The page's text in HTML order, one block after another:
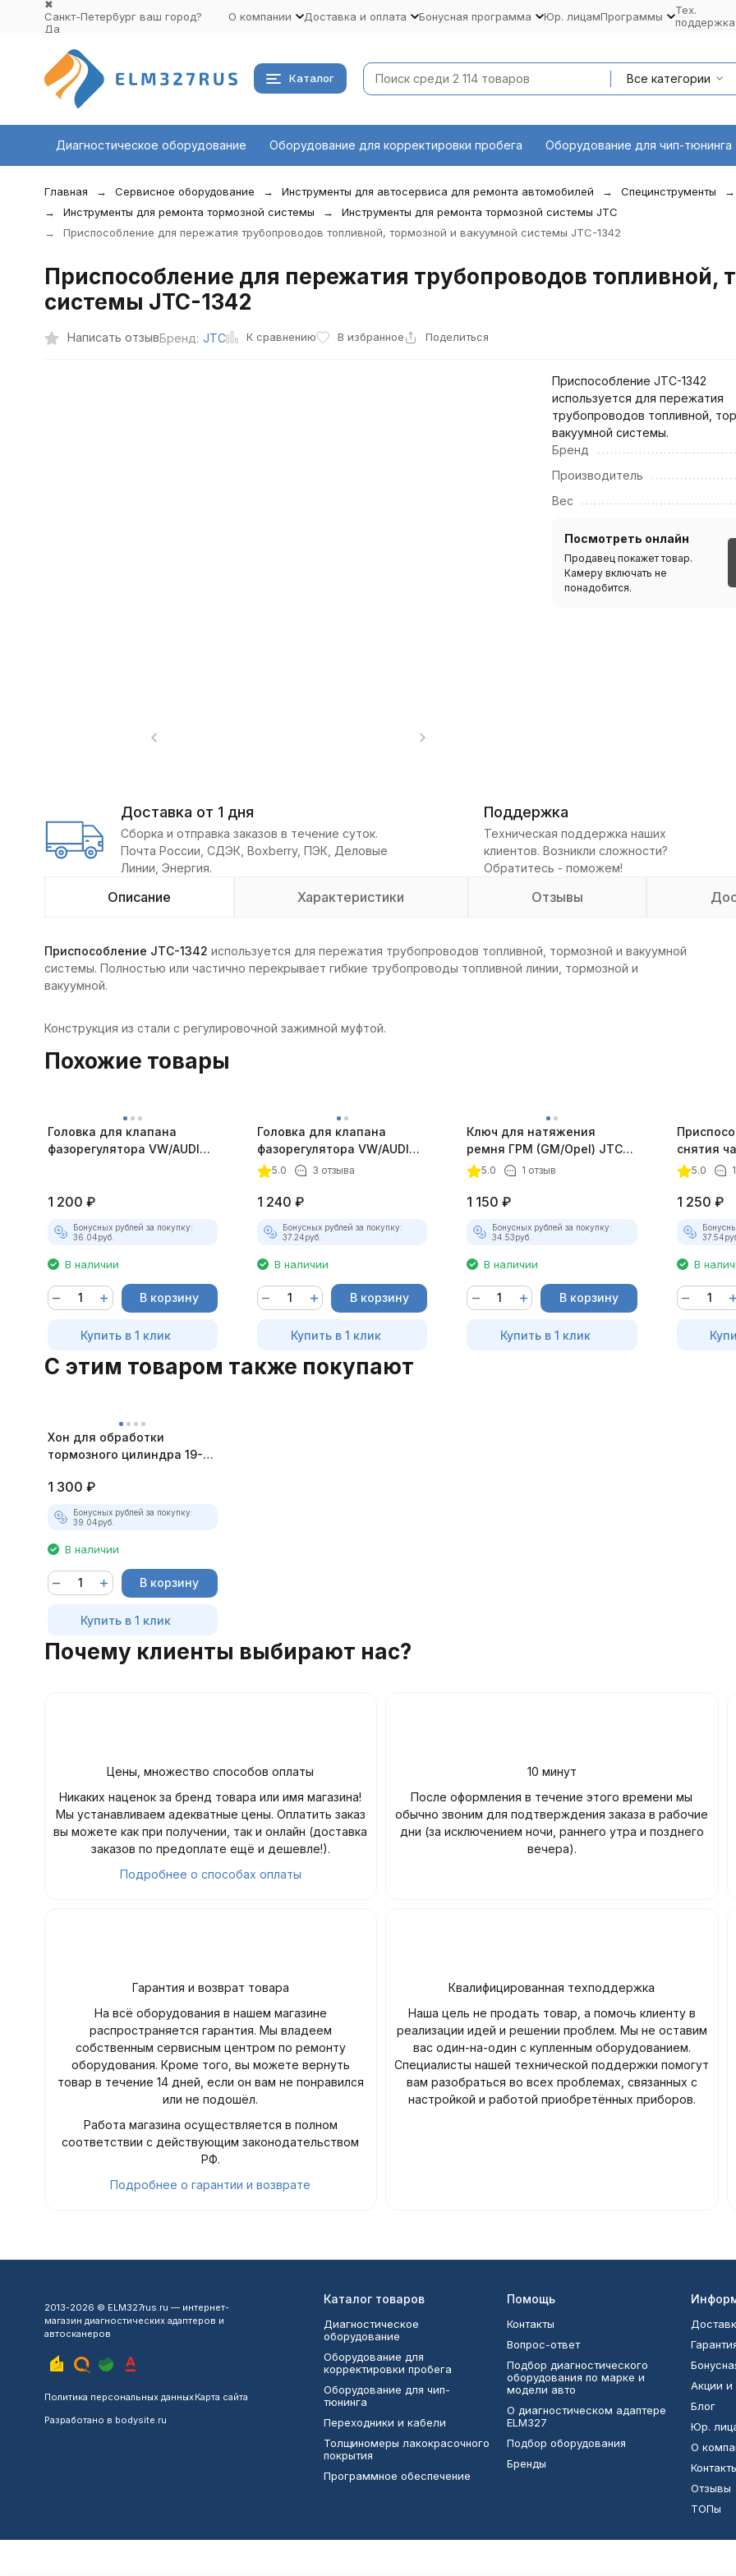
✖
Санкт-Петербург ваш город?
Да
О компании Доставка и оплата Бонусная программа Юр. лицамПрограммы
Тех.
поддержка
Каталог Все категории
Диагностическое оборудование Оборудование для корректировки пробега Оборудование для чип-тюнинга
Главная Сервисное оборудование Инструменты для автосервиса для ремонта автомобилей Специнструменты
Инструменты для ремонта тормозной системы
Инструменты для ремонта тормозной системы JTC
Приспособление для пережатия трубопроводов топливной, тормозной и вакуумной системы JTC-1342
Приспособление для пережатия трубопроводов топливной,
системы JTC-1342
Написать отзывБренд: JTC К сравнению В избранное Поделиться
Приспособление JTC-1342
используется для пережатия
трубопроводов топливной,
вакуумной системы.
Бренд
Производитель
Вес
Посмотреть онлайн
Продавец покажет товар.
Камеру включать не
понадобится.
Доставка от 1 дня
Сборка и отправка заказов в течение суток.
Почта России, СДЭК, Boxberry, ПЭК, Деловые
Линии, Энергия.
Поддержка
Техническая поддержка наших
клиентов. Возникли сложности?
Обратитесь - поможем!
Описание Характеристики Отзывы
Приспособление JTC-1342 используется для пережатия трубопроводов топливной, тормозной и вакуумной
системы. Полностью или частично перекрывает гибкие трубопроводы топливной линии, тормозной и
вакуумной.
Конструкция из стали с регулировочной зажимной муфтой.
Похожие товары
Головка для клапана
фазорегулятора VW/AUDI
1 200 ₽
Бонусных рублей за покупку:
36.04руб.
В наличии
В корзину
Купить в 1 клик
Головка для клапана
фазорегулятора VW/AUDI
дв. 1.8, 2.0 TFSI 2016- JTC-
5.0 3 отзыва
1 240 ₽
Бонусных рублей за покупку:
37.24руб.
В наличии
В корзину
Купить в 1 клик
Ключ для натяжения
ремня ГРМ (GM/Opel) JTC-
4485
5.0 1 отзыв
1 150 ₽
Бонусных рублей за покупку:
34.53руб.
В наличии
В корзину
Купить в 1 клик
снятия
5.0
1 250 ₽
37.54
В
C этим товаром также покупают
Хон для обработки
тормозного цилиндра 19-
28.5x5x3мм JTC-1422
1 300 ₽
Бонусных рублей за покупку:
39.04руб.
В наличии
В корзину
Купить в 1 клик
Почему клиенты выбирают нас?
Цены, множество способов оплаты
Никаких наценок за бренд товара или имя магазина!
Мы устанавливаем адекватные цены. Оплатить заказ
вы можете как при получении, так и онлайн (доставка
заказов по предоплате ещё и дешевле!).
Подробнее о способах оплаты
10 минут
После оформления в течение этого времени мы
обычно звоним для подтверждения заказа в рабочие
дни (за исключением ночи, раннего утра и позднего
вечера).
Гарантия и возврат товара
На всё оборудования в нашем магазине
распространяется гарантия. Мы владеем
собственным сервисным центром по ремонту
оборудования. Кроме того, вы можете вернуть
товар в течение 14 дней, если он вам не понравился
или не подошёл.
Работа магазина осуществляется в полном
соответствии с действующим законодательством
РФ.
Подробнее о гарантии и возврате
Квалифицированная техподдержка
Наша цель не продать товар, а помочь клиенту в
реализации идей и решении проблем. Мы не оставим
вас один-на-один с купленным оборудованием.
Специалисты нашей технической поддержки помогут
вам разобраться во всех проблемах, связанных с
настройкой и работой приобретённых приборов.
2013-2026 © ELM327rus.ru — интернет-
магазин диагностических адаптеров и
автосканеров
Политика персональных данныхКарта сайта
Разработано в bodysite.ru
Каталог товаров
Диагностическое
оборудование
Оборудование для
корректировки пробега
Оборудование для чип-
тюнинга
Переходники и кабели
Толщиномеры лакокрасочного
покрытия
Программное обеспечение
Помощь
Контакты
Вопрос-ответ
Подбор диагностического
оборудования по марке и
модели авто
О диагностическом адаптере
ELM327
Подбор оборудования
Бренды
Акции и
Блог
Юр.
О
Отзывы
ТОПы